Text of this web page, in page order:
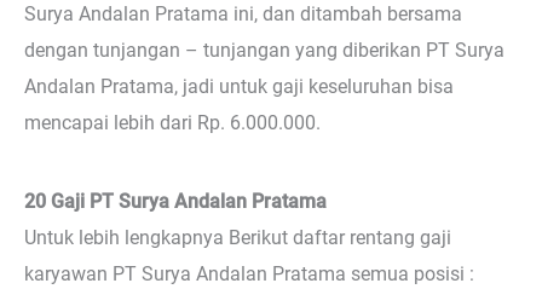
Surya Andalan Pratama ini, dan ditambah bersama
dengan tunjangan – tunjangan yang diberikan PT Surya
Andalan Pratama, jadi untuk gaji keseluruhan bisa
mencapai lebih dari Rp. 6.000.000.
20 Gaji PT Surya Andalan Pratama
Untuk lebih lengkapnya Berikut daftar rentang gaji
karyawan PT Surya Andalan Pratama semua posisi :